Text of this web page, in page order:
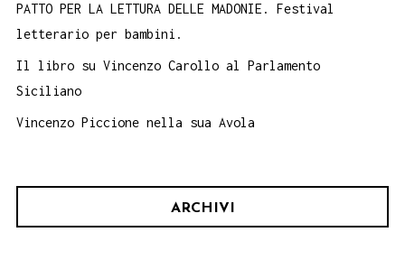
PATTO PER LA LETTURA DELLE MADONIE. Festival
letterario per bambini.
Il libro su Vincenzo Carollo al Parlamento
Siciliano
Vincenzo Piccione nella sua Avola
ARCHIVI